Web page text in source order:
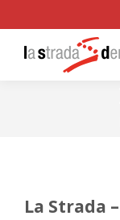
La Strada